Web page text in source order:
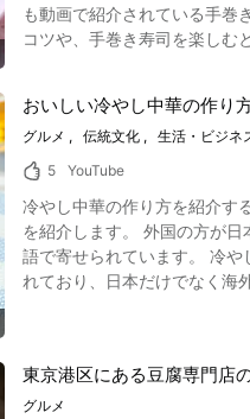
も動画で紹介されている手巻
コツや、手巻き寿司を楽しむときに用意し
らは動画の0:25からご覧になることができます。 わさび（山葵）を付けるのはこの
す。 あとは海苔の右下の端っ
つけて食べるのがおすすめです
食材を使ってみよう！ 写真：手巻き寿司の具材 手巻き寿司の魅力は、バリエーション豊かな具材を使ってアレンジが楽しめるというところにあ
ります。 手巻き寿司に使える具材は、マグロやサーモン、薄焼き玉子やきゅうりといった人気の食材のほか、刻んだ大葉やみょうが、サラダ菜や
納豆などを巻くこともありま
す。 動画でご覧になれる手巻きずしでは中トロをネタにしています。 手巻き寿司の献立にはお吸い物やお味噌汁がぴったりです。 酢飯や具材、
方を楽しめる人気の料理です。 日本ならではの日本食・和食グルメを堪能してみたい方は、自宅にお好みの食材を用意して手巻き寿司を作ってみ
るのがおすすめですよ。
おいしい冷やし中華の作り
グルメ 伝統文化
生活・ビジネ
5
YouTube
冷やし中華の作り方を紹介す
を紹介します。 外国の方が日本の冷やし中華の作り方を英語で紹介しているのですが、YouTube動画のコメント欄にはたくさんのメッセージが英
語で寄せられています。 冷やし中華をローマ字で「hiyashi chuka」と書かれることもありますが、英語では「chilled Chinese noodles」と呼ば
れており、日本だけでなく海外でも好まれる日本食と
名前が「冷やし中華」なので
しまれています。 冷やし中華が生まれるきっかけとなったのには、いくつか説があります。 宮城県仙台市の中国料理店が夏の売上をあげるため
東京港区にある豆腐専門店
グルメ